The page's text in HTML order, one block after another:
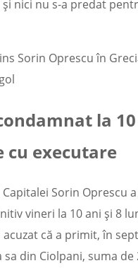
nici nu s-a predat
la
cu executare
Sorin Oprescu
vineri la 10 ani și 8
că a primit, în
din Ciolpani, suma de